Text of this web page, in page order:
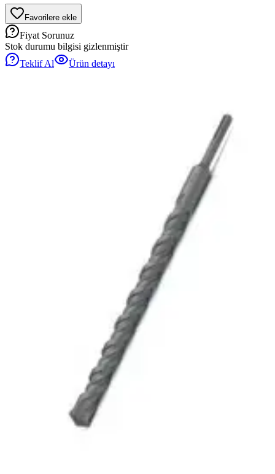
Favorilere ekle
Fiyat Sorunuz
Stok durumu bilgisi gizlenmiştir
Teklif Al
Ürün detayı